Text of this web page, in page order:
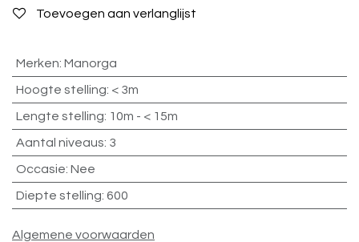
Toevoegen aan verlanglijst
Merken: Manorga
Hoogte stelling: < 3m
Lengte stelling: 10m - < 15m
Aantal niveaus: 3
Occasie: Nee
Diepte stelling: 600
Algemene voorwaarden